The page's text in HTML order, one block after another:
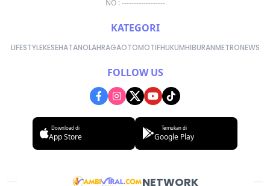
NO : ------------------
KATEGORI
LIFESTYLEKESEHATANOLAHRAGAOTOMOTIFHUKUMHIBURANMETRONEWS
FOLLOW US
Download di
App Store
Temukan di
Google Play
NETWORK